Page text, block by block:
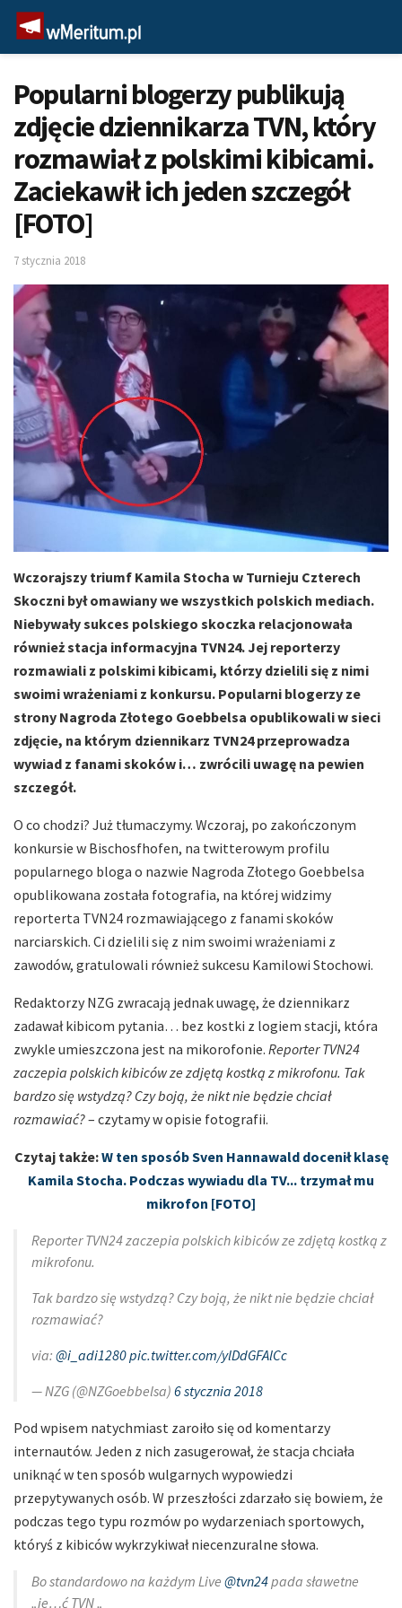
Popularni blogerzy publikują
zdjęcie dziennikarza TVN, który
rozmawiał z polskimi kibicami.
Zaciekawił ich jeden szczegół
[FOTO]
7 stycznia 2018
Wczorajszy triumf Kamila Stocha w Turnieju Czterech
Skoczni był omawiany we wszystkich polskich mediach.
Niebywały sukces polskiego skoczka relacjonowała
również stacja informacyjna TVN24. Jej reporterzy
rozmawiali z polskimi kibicami, którzy dzielili się z nimi
swoimi wrażeniami z konkursu. Popularni blogerzy ze
strony Nagroda Złotego Goebbelsa opublikowali w sieci
zdjęcie, na którym dziennikarz TVN24 przeprowadza
wywiad z fanami skoków i… zwrócili uwagę na pewien
szczegół.
O co chodzi? Już tłumaczymy. Wczoraj, po zakończonym
konkursie w Bischosfhofen, na twitterowym profilu
popularnego bloga o nazwie Nagroda Złotego Goebbelsa
opublikowana została fotografia, na której widzimy
reporterta TVN24 rozmawiającego z fanami skoków
narciarskich. Ci dzielili się z nim swoimi wrażeniami z
zawodów, gratulowali również sukcesu Kamilowi Stochowi.
Redaktorzy NZG zwracają jednak uwagę, że dziennikarz
zadawał kibicom pytania… bez kostki z logiem stacji, która
zwykle umieszczona jest na mikorofonie. Reporter TVN24
zaczepia polskich kibiców ze zdjętą kostką z mikrofonu. Tak
bardzo się wstydzą? Czy boją, że nikt nie będzie chciał
rozmawiać?– czytamy w opisie fotografii.
Czytaj także:W ten sposób Sven Hannawald docenił klasę
Kamila Stocha. Podczas wywiadu dla TV... trzymał mu
mikrofon [FOTO]
Reporter TVN24 zaczepia polskich kibiców ze zdjętą kostką z
mikrofonu.
Tak bardzo się wstydzą? Czy boją, że nikt nie będzie chciał
rozmawiać?
via: @i_adi1280pic.twitter.com/ylDdGFAlCc
— NZG (@NZGoebbelsa) 6 stycznia 2018
Pod wpisem natychmiast zaroiło się od komentarzy
internautów. Jeden z nich zasugerował, że stacja chciała
uniknąć w ten sposób wulgarnych wypowiedzi
przepytywanych osób. W przeszłości zdarzało się bowiem, że
podczas tego typu rozmów po wydarzeniach sportowych,
któryś z kibiców wykrzykiwał niecenzuralne słowa.
Bo standardowo na każdym Live @tvn24pada sławetne
„je…ć TVN „